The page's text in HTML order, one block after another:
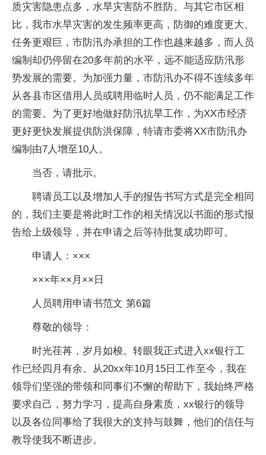
质灾害隐患点多，水旱灾害防不胜防。与其它市区相
比，我市水旱灾害的发生频率更高，防御的难度更大、
任务更艰巨，市防汛办承担的工作也越来越多，而人员
编制却仍停留在20多年前的水平，远不能适应防汛形
势发展的需要。为加强力量，市防汛办不得不连续多年
从各县市区借用人员或聘用临时人员，仍不能满足工作
的需要。为了更好地做好防汛抗旱工作，为XX市经济
更好更快发展提供防洪保障，特请市委将XX市防汛办
编制由7人增至10人。
当否，请批示。
聘请员工以及增加人手的报告书写方式是完全相同
的，我们主要是将此时工作的相关情况以书面的形式报
告给上级领导，并在申请之后等待批复成功即可。
申请人：×××
×××年××月××日
人员聘用申请书范文 第6篇
尊敬的领导：
时光荏苒，岁月如梭。转眼我正式进入xx银行工
作已经四月有余。从20xx年10月15日工作至今，我在
领导们坚强的带领和同事们不懈的帮助下，我始终严格
要求自己，努力学习，提高自身素质，xx银行的领导
以及各位同事给了我很大的支持与鼓舞，他们的信任与
教导使我不断进步。